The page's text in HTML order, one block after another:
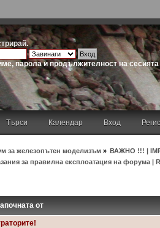
.
парола и продължителност на сесията
Търси Календар Вход
за железопътен моделизъм» ВАЖНО !!! |
за правилна експлоатация на форума
от